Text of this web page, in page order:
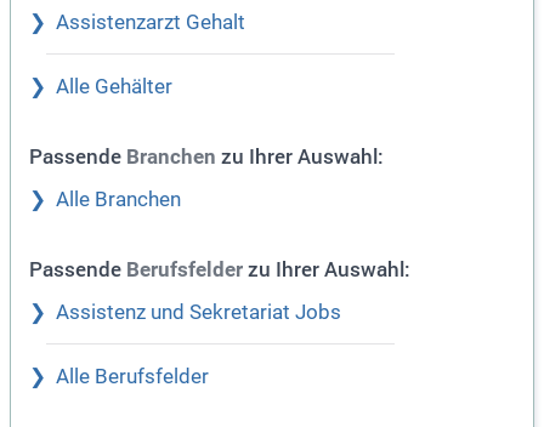
Assistenzarzt Gehalt
Alle Gehälter
Passende Branchen zu Ihrer Auswahl:
Alle Branchen
Passende Berufsfelder zu Ihrer Auswahl:
Assistenz und Sekretariat Jobs
Alle Berufsfelder